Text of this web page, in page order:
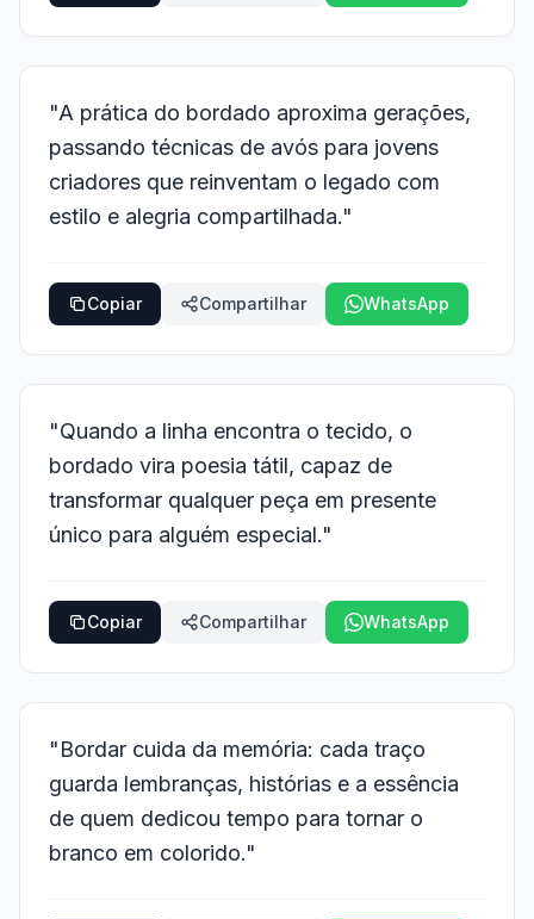
"A prática do bordado aproxima gerações,
passando técnicas de avós para jovens
criadores que reinventam o legado com
estilo e alegria compartilhada."
Copiar Compartilhar WhatsApp
"Quando a linha encontra o tecido, o
bordado vira poesia tátil, capaz de
transformar qualquer peça em presente
único para alguém especial."
Copiar Compartilhar WhatsApp
"Bordar cuida da memória: cada traço
guarda lembranças, histórias e a essência
de quem dedicou tempo para tornar o
branco em colorido."